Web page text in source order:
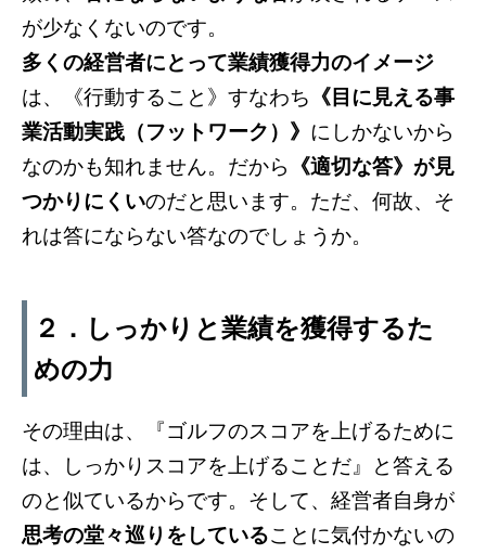
が少なくないのです。
多くの経営者にとって業績獲得力のイメージ
は、《行動すること》すなわち 《目に見える事
業活動実践（フットワーク）》 にしかないから
なのかも知れません。だから
《適切な答》が見
つかりにくいのだと思います。ただ、何故、そ
れは答にならない答なのでしょうか。
２．しっかりと業績を獲得するた
めの力
その理由は、『ゴルフのスコアを上げるために
は、しっかりスコアを上げることだ』と答える
のと似ているからです。そして、経営者自身が
思考の堂々巡りをしていることに気付かないの